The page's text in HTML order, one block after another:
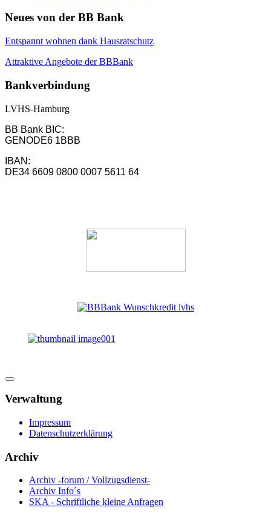
Neues von der BB Bank
Entspannt wohnen dank Hausratschutz
Attraktive Angebote der BBBank
Bankverbindung
LVHS-Hamburg
BB Bank BIC:
GENODE6 1BBB
IBAN:
DE34 6609 0800 0007 5611 64
Verwaltung
Impressum
Datenschutzerklärung
Archiv
Archiv -forum / Vollzugsdienst-
Archiv Info´s
SKA - Schriftliche kleine Anfragen